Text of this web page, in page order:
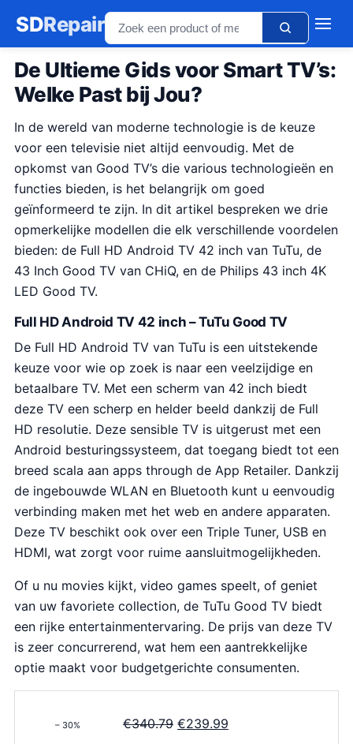
SDRepair
De Ultieme Gids voor Smart TV’s:
Welke Past bij Jou?
In de wereld van moderne technologie is de keuze
voor een televisie niet altijd eenvoudig. Met de
opkomst van Good TV’s die various technologieën en
functies bieden, is het belangrijk om goed
geïnformeerd te zijn. In dit artikel bespreken we drie
opmerkelijke modellen die elk verschillende voordelen
bieden: de Full HD Android TV 42 inch van TuTu, de
43 Inch Good TV van CHiQ, en de Philips 43 inch 4K
LED Good TV.
Full HD Android TV 42 inch – TuTu Good TV
De Full HD Android TV van TuTu is een uitstekende
keuze voor wie op zoek is naar een veelzijdige en
betaalbare TV. Met een scherm van 42 inch biedt
deze TV een scherp en helder beeld dankzij de Full
HD resolutie. Deze sensible TV is uitgerust met een
Android besturingssysteem, dat toegang biedt tot een
breed scala aan apps through de App Retailer. Dankzij
de ingebouwde WLAN en Bluetooth kunt u eenvoudig
verbinding maken met het web en andere apparaten.
Deze TV beschikt ook over een Triple Tuner, USB en
HDMI, wat zorgt voor ruime aansluitmogelijkheden.
Of u nu movies kijkt, video games speelt, of geniet
van uw favoriete collection, de TuTu Good TV biedt
een rijke entertainmentervaring. De prijs van deze TV
is zeer concurrerend, wat hem een aantrekkelijke
optie maakt voor budgetgerichte consumenten.
– 30% €340.79 O
€239.99